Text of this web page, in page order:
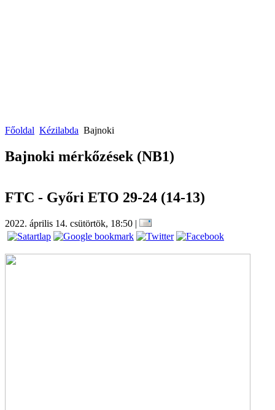
Főoldal Kézilabda Bajnoki
Bajnoki mérkőzések (NB1)
FTC - Győri ETO 29-24 (14-13)
2022. április 14. csütörtök, 18:50 |